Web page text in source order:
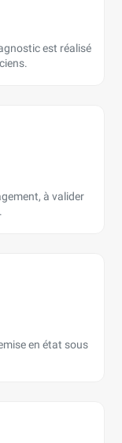
est réalisé
à valider
en état sous